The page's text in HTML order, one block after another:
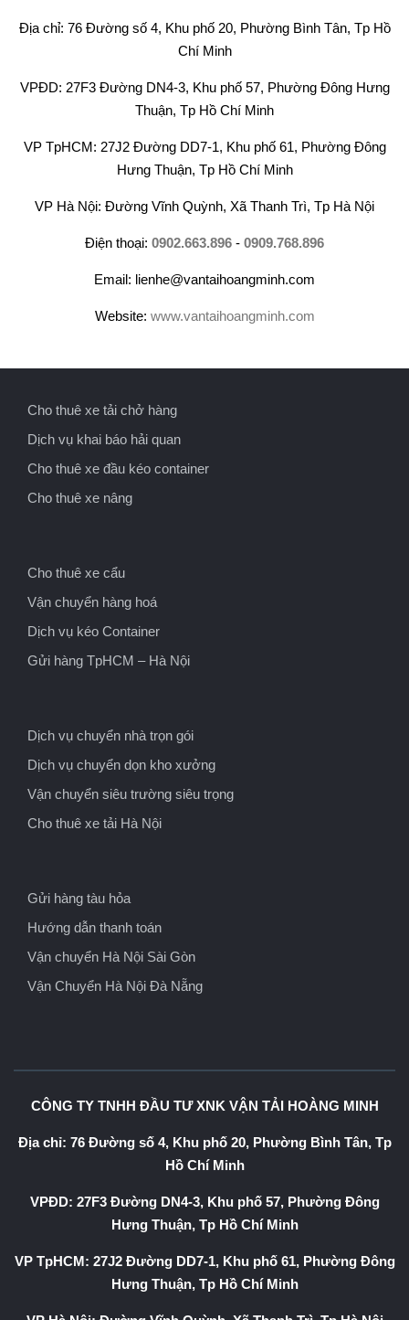
Địa chỉ: 76 Đường số 4, Khu phố 20, Phường Bình Tân, Tp Hồ
Chí Minh
VPĐD: 27F3 Đường DN4-3, Khu phố 57, Phường Đông Hưng
Thuận, Tp Hồ Chí Minh
VP TpHCM: 27J2 Đường DD7-1, Khu phố 61, Phường Đông
Hưng Thuận, Tp Hồ Chí Minh
VP Hà Nội: Đường Vĩnh Quỳnh, Xã Thanh Trì, Tp Hà Nội
Điện thoại: 0902.663.896 - 0909.768.896
Email: lienhe@vantaihoangminh.com
Website: www.vantaihoangminh.com
Cho thuê xe tải chở hàng
Dịch vụ khai báo hải quan
Cho thuê xe đầu kéo container
Cho thuê xe nâng
Cho thuê xe cẩu
Vận chuyển hàng hoá
Dịch vụ kéo Container
Gửi hàng TpHCM – Hà Nội
Dịch vụ chuyển nhà trọn gói
Dịch vụ chuyển dọn kho xưởng
Vận chuyển siêu trường siêu trọng
Cho thuê xe tải Hà Nội
Gửi hàng tàu hỏa
Hướng dẫn thanh toán
Vận chuyển Hà Nội Sài Gòn
Vận Chuyển Hà Nội Đà Nẵng
CÔNG TY TNHH ĐẦU TƯ XNK VẬN TẢI HOÀNG MINH
Địa chỉ: 76 Đường số 4, Khu phố 20, Phường Bình Tân, Tp
Hồ Chí Minh
VPĐD: 27F3 Đường DN4-3, Khu phố 57, Phường Đông
Hưng Thuận, Tp Hồ Chí Minh
VP TpHCM: 27J2 Đường DD7-1, Khu phố 61, Phường Đông
Hưng Thuận, Tp Hồ Chí Minh